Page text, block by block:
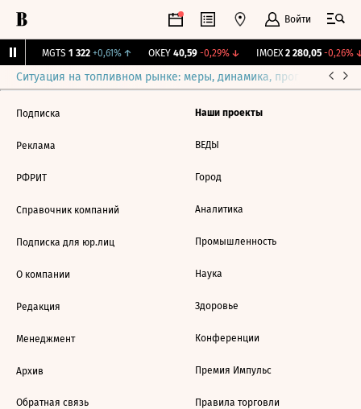
Войти
MGTS 1 322 +0,61%↑ OKEY 40,59 -0,29%↓ IMOEX 2 280,05 -0,26%↓
Ситуация на топливном рынке: меры, динамика, прогнозы
Подписка
Реклама
РФРИТ
Справочник компаний
Подписка для юр.лиц
О компании
Редакция
Менеджмент
Архив
Обратная связь
Наши проекты
ВЕДЫ
Город
Аналитика
Промышленность
Наука
Здоровье
Конференции
Премия Импульс
Правила торговли